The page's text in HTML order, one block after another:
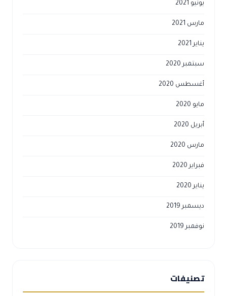
يونيو 2021
مارس 2021
يناير 2021
سبتمبر 2020
أغسطس 2020
مايو 2020
أبريل 2020
مارس 2020
فبراير 2020
يناير 2020
ديسمبر 2019
نوفمبر 2019
تصنيفات